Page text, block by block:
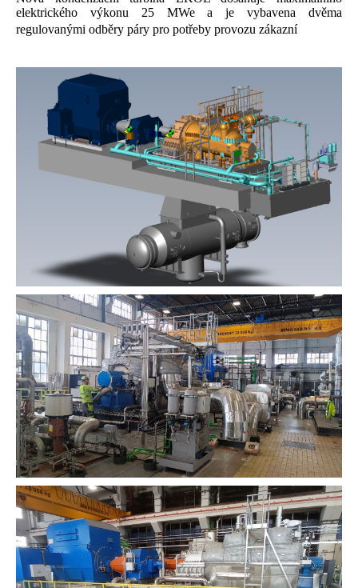
elektrického výkonu 25 MWe a je vybavena dvěma
regulovanými odběry páry pro potřeby provozu zákazní